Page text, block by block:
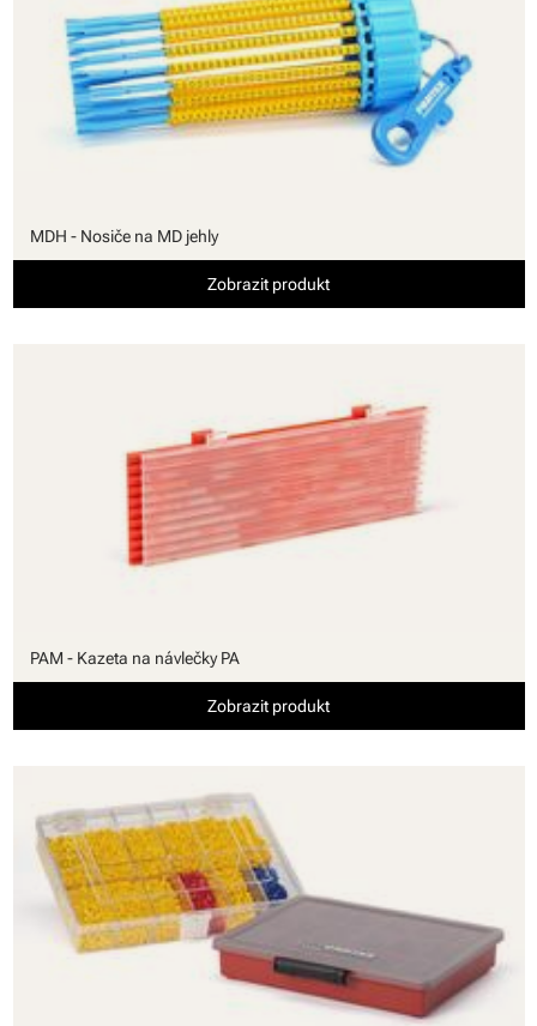
MDH - Nosiče na MD jehly
Zobrazit produkt
PAM - Kazeta na návlečky PA
Zobrazit produkt